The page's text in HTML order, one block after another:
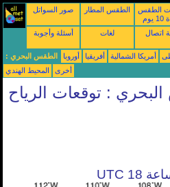
صور السواتل الطقس المطار
الطقس
أسئلة وأجوبة لغات اتصال
الطقس البحري : أوروبا أفريقيا أمريكا الشمالية
المحيط الهندي
أخرى
: توقعات الرياح